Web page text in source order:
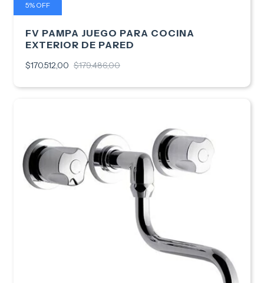
5% OFF
FV PAMPA JUEGO PARA COCINA
EXTERIOR DE PARED
$170.512,00 $179.486,00